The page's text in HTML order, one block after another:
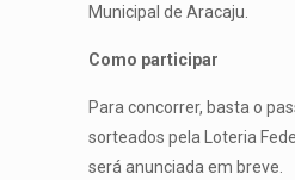
Municipal de Aracaju.
Como participar
Para concorrer, basta o
sorteados pela Loteria
será anunciada em breve.